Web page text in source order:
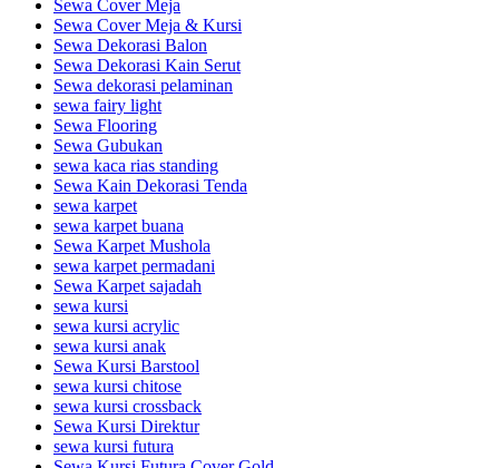
Sewa Cover Meja
Sewa Cover Meja & Kursi
Sewa Dekorasi Balon
Sewa Dekorasi Kain Serut
Sewa dekorasi pelaminan
sewa fairy light
Sewa Flooring
Sewa Gubukan
sewa kaca rias standing
Sewa Kain Dekorasi Tenda
sewa karpet
sewa karpet buana
Sewa Karpet Mushola
sewa karpet permadani
Sewa Karpet sajadah
sewa kursi
sewa kursi acrylic
sewa kursi anak
Sewa Kursi Barstool
sewa kursi chitose
sewa kursi crossback
Sewa Kursi Direktur
sewa kursi futura